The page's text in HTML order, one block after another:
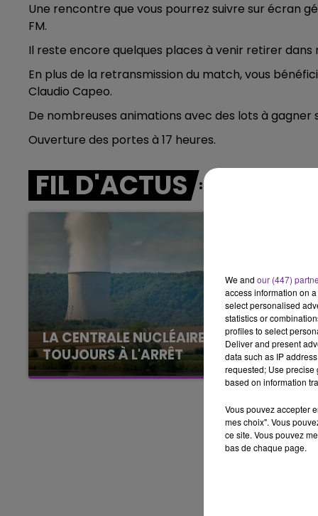
Une rencontre que vous pourrez suivre sur écran
FM.
Il reste encore quelques places à venir retirer dans
En plus de la retransmission du match, vous
Claudio Capeo.
De nombreuses animations avec des lots à
Ouverture des portes à 17 heures.
FIL D'ACTUS
LA CENTRALE NUCLÉAIRE DE CHOOZ
TOUJOURS À L'ARRÊT
Cela fait déjà une semaine que la centrale
nucléaire ardennaise est à l'arrêt. Une situation
justifiée par la sécheresse intense qui est
We and our (447)
access information on
select personalised
statistics or
profiles to select
Deliver and present
data such as IP
requested; Use precise
based on information
Vous pouvez accepter
mes choix". Vous
ce site. Vous pouvez
bas de chaque page.